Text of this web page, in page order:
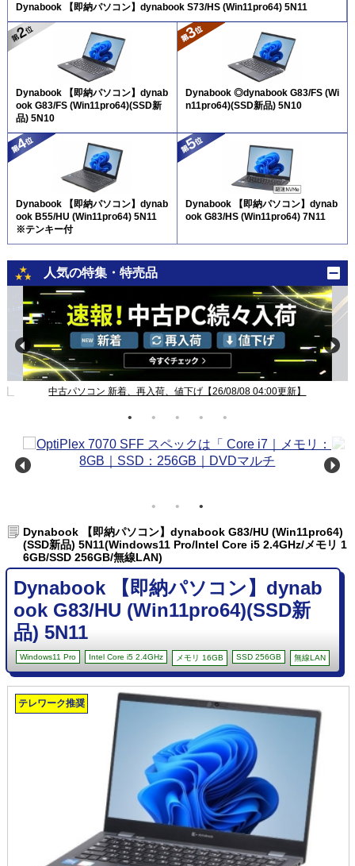
Dynabook 【即納パソコン】dynabook S73/HS (Win11pro64) 5N11
Dynabook 【即納パソコン】dynab
ook G83/FS (Win11pro64)(SSD新
品) 5N10
Dynabook ◎dynabook G83/FS (Wi
n11pro64)(SSD新品) 5N10
Dynabook 【即納パソコン】dynab
ook B55/HU (Win11pro64) 5N11
※テンキー付
Dynabook 【即納パソコン】dynab
ook G83/HS (Win11pro64) 7N11
人気の特集・特売品
Windows11ノート一覧【26/08/08 04:00更新】
Dynabook 【即納パソコン】dynabook G83/HU (Win11pro64)
(SSD新品) 5N11(Windows11 Pro/Intel Core i5 2.4GHz/メモリ 1
6GB/SSD 256GB/無線LAN)
Dynabook 【即納パソコン】dynab
ook G83/HU (Win11pro64)(SSD新
品) 5N11
Windows11 Pro Intel Core i5 2.4GHz メモリ 16GB SSD 256GB 無線LAN
テレワーク推奨